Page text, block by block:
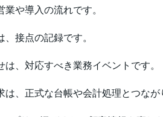
業や導入の流れです。
、接点の記録です。
は、対応すべき業務イベントです。
は、正式な台帳や会計処理とつなが